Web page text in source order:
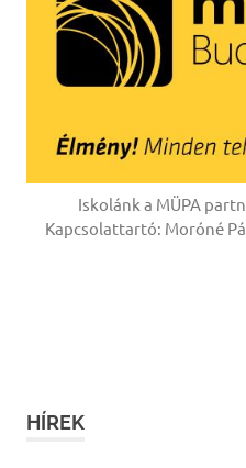
Iskolánk a MÜPA
Kapcsolattartó: Moróné
HÍREK